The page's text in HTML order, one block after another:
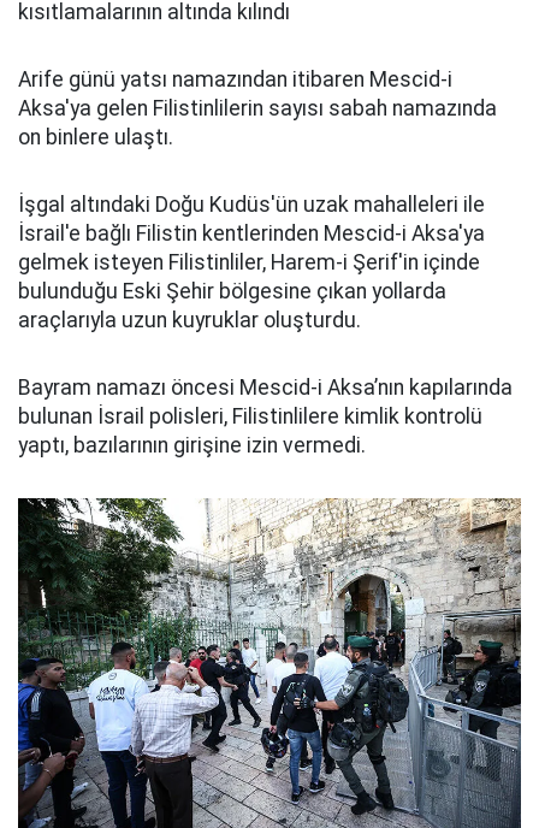
Arife günü yatsı namazından itibaren Mescid-i
Aksa'ya gelen Filistinlilerin sayısı sabah namazında
on binlere ulaştı.
İşgal altındaki Doğu Kudüs'ün uzak mahalleleri ile
İsrail'e bağlı Filistin kentlerinden Mescid-i Aksa'ya
gelmek isteyen Filistinliler, Harem-i Şerif'in içinde
bulunduğu Eski Şehir bölgesine çıkan yollarda
araçlarıyla uzun kuyruklar oluşturdu.
Bayram namazı öncesi Mescid-i Aksa’nın kapılarında
bulunan İsrail polisleri, Filistinlilere kimlik kontrolü
yaptı, bazılarının girişine izin vermedi.